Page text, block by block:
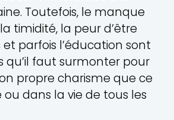
Toutefois, le manque
timidité, la peur d’être
et parfois l’éducation sont
qu’il faut surmonter pour
propre charisme que ce
ou dans la vie de tous les